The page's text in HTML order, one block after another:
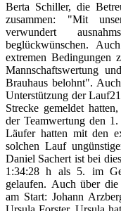
Berta Schiller, die
zusammen: "Mit
verwundert
beglückwünschen.
extremen Bedingungen
Mannschaftswertung
Brauhaus belohnt".
Unterstützung der
Strecke gemeldet
der Teamwertung den
Läufer hatten mit den
solchen Lauf
Daniel Sachert ist bei
1:34:28 h als 5. im
gelaufen. Auch über
am Start: Johann